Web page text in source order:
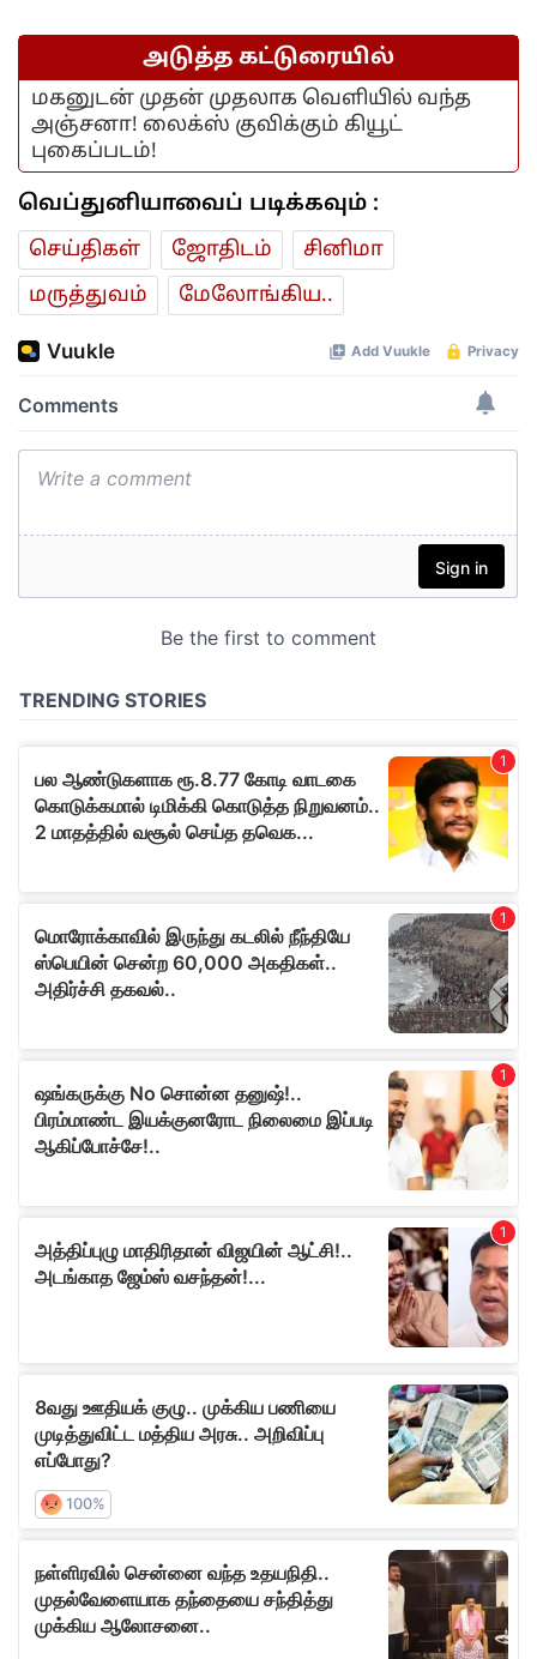
அடுத்த கட்டுரையில்
மகனுடன் முதன் முதலாக வெளியில் வந்த
அஞ்சனா! லைக்ஸ் குவிக்கும் கியூட்
புகைப்படம்!
வெப்துனியாவைப் படிக்கவும் :
செய்திகள் ஜோ‌திட‌ம்
சினிமா
மரு‌த்துவ‌ம்
மேலோங்கிய..